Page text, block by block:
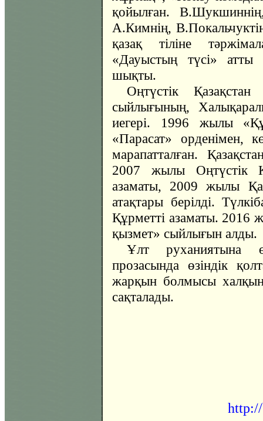
қойылған.
А.Кимнің,
қазақ тіліне
«Дауыстың түсі» атты
шықты.
Оңтүстік
сыйлығының,
иегері. 1996 жылы
«Парасат» орденімен,
марапатталған.
2007 жылы Оңтүстік
азаматы, 2009 жылы
атақтары берілді.
Құрметті азаматы. 2016
қызмет» сыйлығын алды.
Ұлт руханиятына
прозасында өзіндік
жарқын болмысы
сақталады.